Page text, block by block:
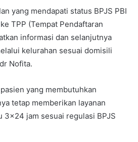
yang mendapati status BPJS PBI
TPP (Tempat Pendaftaran
informasi dan selanjutnya
kelurahan sesuai domisili
Nofita.
yang membutuhkan
tetap memberikan layanan
3×24 jam sesuai regulasi BPJS